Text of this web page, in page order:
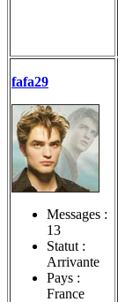
fafa29
Messages :
13
Statut :
Arrivante
Pays :
France